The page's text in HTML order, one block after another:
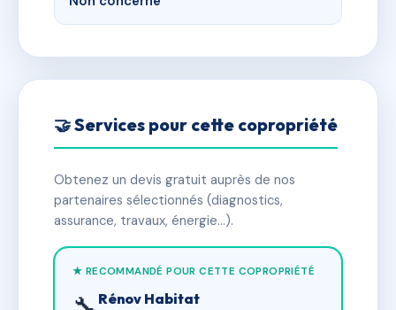
🤝 Services pour cette copropriété
Obtenez un devis gratuit auprès de nos
partenaires sélectionnés (diagnostics,
assurance, travaux, énergie…).
★ RECOMMANDÉ POUR CETTE COPROPRIÉTÉ
Rénov Habitat